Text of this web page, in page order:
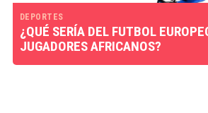
DEPORTES
¿QUÉ SERÍA DEL FUTBOL
JUGADORES AFRICANOS?